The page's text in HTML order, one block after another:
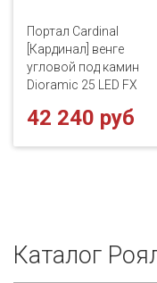
Портал Cardinal
[Кардинал] венге
угловой под камин
Dioramic 25 LED FX
42 240 руб
Каталог